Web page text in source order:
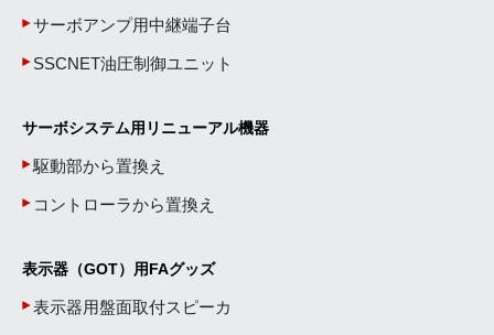
サーボアンプ用中継端子台
SSCNET油圧制御ユニット
サーボシステム用リニューアル機器
駆動部から置換え
コントローラから置換え
表示器（GOT）用FAグッズ
表示器用盤面取付スピーカ